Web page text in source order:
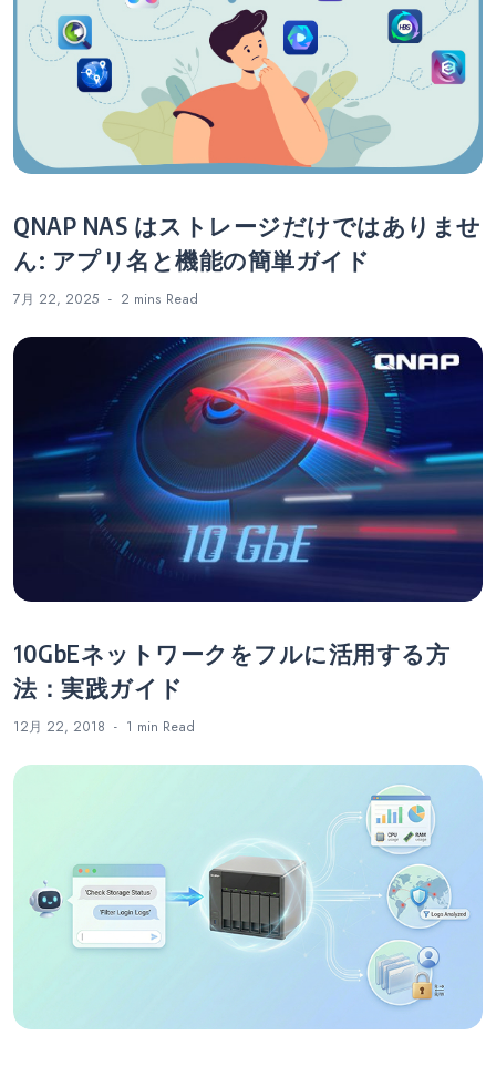
ー
ョ
ン
QNAP NAS はストレージだけではありませ
ん: アプリ名と機能の簡単ガイド
7月 22, 2025 2 mins Read
10GbEネットワークをフルに活用する方
法：実践ガイド
12月 22, 2018 1 min Read